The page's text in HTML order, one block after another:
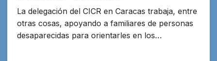
La delegación del CICR en Caracas trabaja, entre
otras cosas, apoyando a familiares de personas
desaparecidas para orientarles en los…